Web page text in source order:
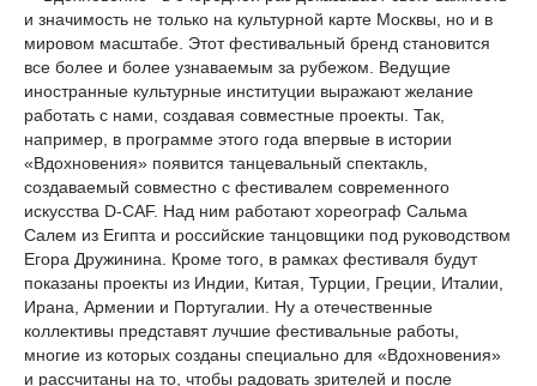
и значимость не только на культурной карте Москвы, но и в
мировом масштабе. Этот фестивальный бренд становится
все более и более узнаваемым за рубежом. Ведущие
иностранные культурные институции выражают желание
работать с нами, создавая совместные проекты. Так,
например, в программе этого года впервые в истории
«Вдохновения» появится танцевальный спектакль,
создаваемый совместно с фестивалем современного
искусства D-CAF. Над ним работают хореограф Сальма
Салем из Египта и российские танцовщики под руководством
Егора Дружинина. Кроме того, в рамках фестиваля будут
показаны проекты из Индии, Китая, Турции, Греции, Италии,
Ирана, Армении и Португалии. Ну а отечественные
коллективы представят лучшие фестивальные работы,
многие из которых созданы специально для «Вдохновения»
и рассчитаны на то, чтобы радовать зрителей и после